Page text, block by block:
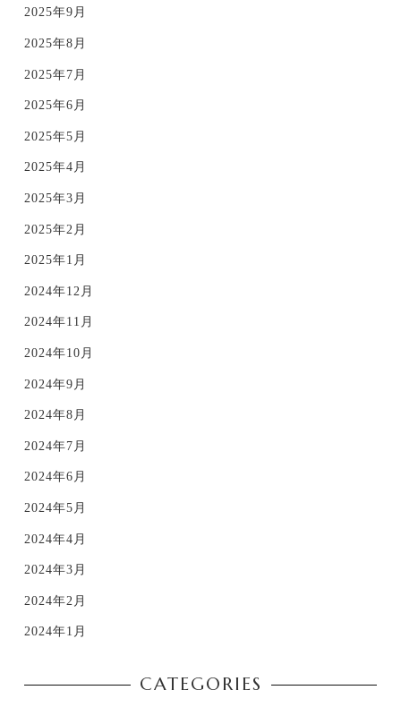
2025年9月
2025年8月
2025年7月
2025年6月
2025年5月
2025年4月
2025年3月
2025年2月
2025年1月
2024年12月
2024年11月
2024年10月
2024年9月
2024年8月
2024年7月
2024年6月
2024年5月
2024年4月
2024年3月
2024年2月
2024年1月
CATEGORIES